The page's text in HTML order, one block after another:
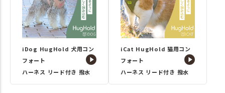
iDog HugHold 犬用コン
フォート
ハーネス リード付き 撥水
iCat HugHold 猫用コン
フォート
ハーネス リード付き 撥水